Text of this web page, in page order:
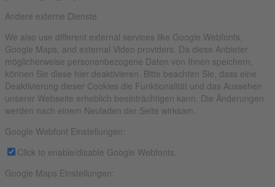
Andere externe Dienste
We also use different external services like Google Webfonts,
Google Maps, and external Video providers. Da diese Anbieter
möglicherweise personenbezogene Daten von Ihnen speichern,
können Sie diese hier deaktivieren. Bitte beachten Sie, dass eine
Deaktivierung dieser Cookies die Funktionalität und das Aussehen
unserer Webseite erheblich beeinträchtigen kann. Die Änderungen
werden nach einem Neuladen der Seite wirksam.
Google Webfont Einstellungen:
Click to enable/disable Google Webfonts.
Google Maps Einstellungen: